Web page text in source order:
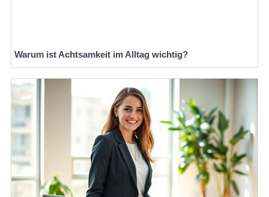
Warum ist Achtsamkeit im Alltag wichtig?